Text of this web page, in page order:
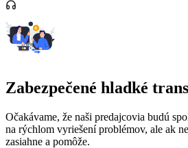
Zabezpečené hladké
Očakávame, že naši predajcovia budú
na rýchlom vyriešení problémov, ale ak
zasiahne a pomôže.